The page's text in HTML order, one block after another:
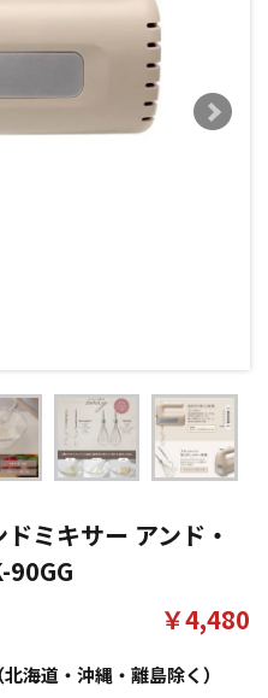
ミキサー アンド・
90GG
海道・沖縄・離島除く）
￥4,480